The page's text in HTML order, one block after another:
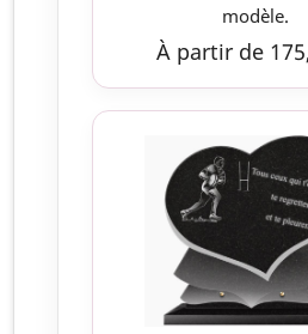
modèle.
À partir de